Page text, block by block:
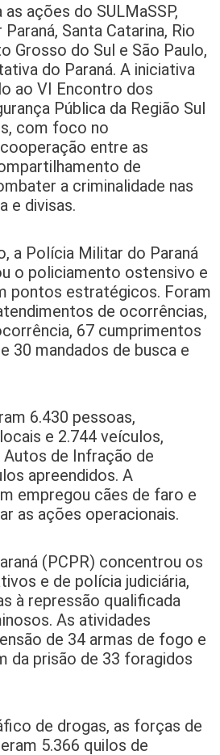
ações do SULMaSSP,
Santa Catarina, Rio
Grosso do Sul e São Paulo,
do Paraná. A iniciativa
ao VI Encontro dos
Pública da Região Sul
com foco no
entre as
de
a criminalidade nas
e divisas.
a Polícia Militar do Paraná
o policiamento ostensivo e
pontos estratégicos. Foram
de ocorrências,
67 cumprimentos
30 mandados de busca e
6.430 pessoas,
e 2.744 veículos,
de Infração de
apreendidos. A
empregou cães de faro e
as ações operacionais.
(PCPR) concentrou os
e de polícia judiciária,
à repressão qualificada
As atividades
de 34 armas de fogo e
da prisão de 33 foragidos
de drogas, as forças de
5.366 quilos de